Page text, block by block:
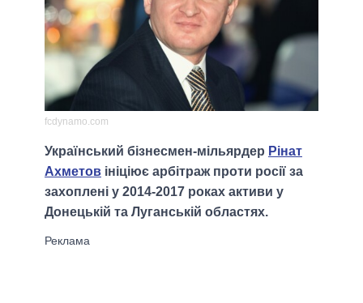
fcdynamo.com
Український бізнесмен-мільярдер Рінат
Ахметов ініціює арбітраж проти росії за
захоплені у 2014-2017 роках активи у
Донецькій та Луганській областях.